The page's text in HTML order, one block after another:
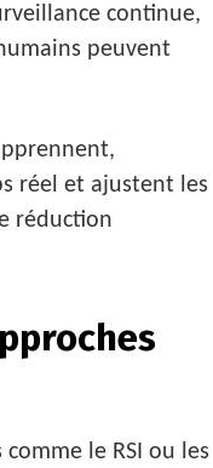
continue,
peuvent
réel et ajustent les
réduction
le RSI ou les